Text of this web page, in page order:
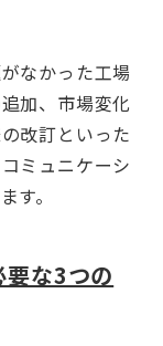
なかった工場
加、市場変化
改訂といった
ミュニケーシ
す。
な3つの